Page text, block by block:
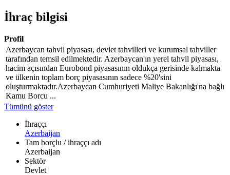
İhraç bilgisi
Profil
Azerbaycan tahvil piyasası, devlet tahvilleri ve kurumsal tahviller
tarafından temsil edilmektedir. Azerbaycan'ın yerel tahvil piyasası,
hacim açısından Eurobond piyasasının oldukça gerisinde kalmakta
ve ülkenin toplam borç piyasasının sadece %20'sini
oluşturmaktadır.Azerbaycan Cumhuriyeti Maliye Bakanlığı'na bağlı
Kamu Borcu ...
Tümünü göster
İhraççı
Azerbaijan
Tam borçlu / ihraççı adı
Azerbaijan
Sektör
Devlet